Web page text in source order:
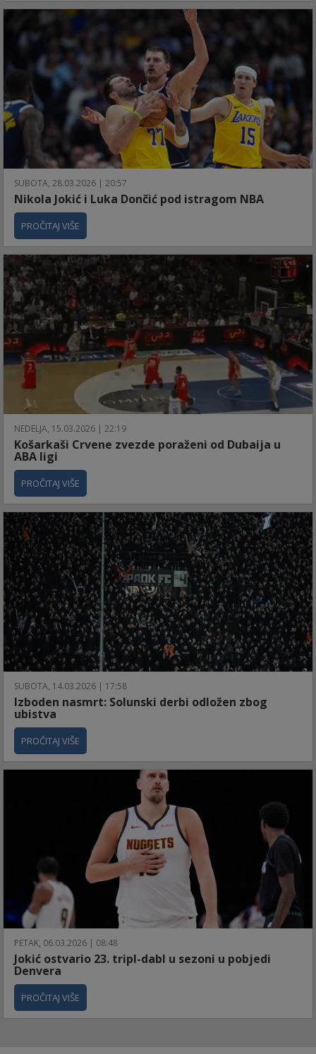
SUBOTA, 28.03.2026 | 20:57
Nikola Jokić i Luka Dončić pod istragom NBA
PROČITAJ VIŠE
NEDELJA, 15.03.2026 | 22:19
Košarkaši Crvene zvezde poraženi od Dubaija u
ABA ligi
PROČITAJ VIŠE
SUBOTA, 14.03.2026 | 17:58
Izboden nasmrt: Solunski derbi odložen zbog
ubistva
PROČITAJ VIŠE
PETAK, 06.03.2026 | 08:48
Jokić ostvario 23. tripl-dabl u sezoni u pobjedi
Denvera
PROČITAJ VIŠE